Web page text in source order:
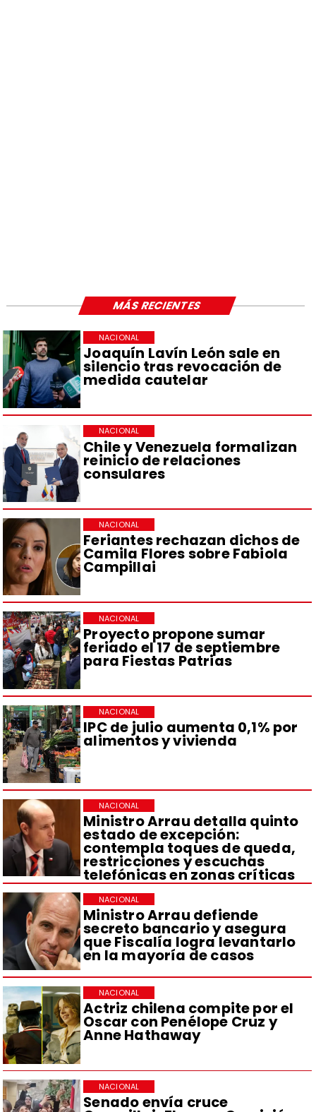
Joaquín Lavín León sale en
silencio tras revocación de
medida cautelar
NACIONAL
Chile y Venezuela formalizan
reinicio de relaciones
consulares
NACIONAL
Feriantes rechazan dichos de
Camila Flores sobre Fabiola
Campillai
NACIONAL
Proyecto propone sumar
feriado el 17 de septiembre
para Fiestas Patrias
NACIONAL
IPC de julio aumenta 0,1% por
alimentos y vivienda
NACIONAL
Ministro Arrau detalla quinto
estado de excepción:
contempla toques de queda,
restricciones y escuchas
telefónicas en zonas críticas
NACIONAL
Ministro Arrau defiende
secreto bancario y asegura
que Fiscalía logra levantarlo
en la mayoría de casos
NACIONAL
Actriz chilena compite por el
Oscar con Penélope Cruz y
Anne Hathaway
NACIONAL
Senado envía cruce
NACIONAL
MÁS RECIENTES